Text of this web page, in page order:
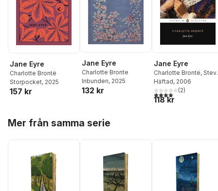
Jane Eyre
Charlotte Brontë
Storpocket, 2025
157 kr
Jane Eyre
Charlotte Bronte
Inbunden, 2025
132 kr
Jane Eyre
Charlotte Brontë,
Davies
Häftad, 2006
4,0utav 5 stjärnor.
(2)
118 kr
Mer från samma serie